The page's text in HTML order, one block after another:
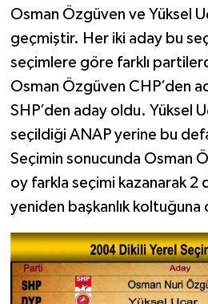
Osman Özgüven ve Yüksel
geçmiştir. Her iki aday bu
seçimlere göre farklı
Osman Özgüven CHP’den
SHP’den aday oldu. Yüksel
seçildiği ANAP yerine bu
Seçimin sonucunda Osman
oy farkla seçimi kazanarak 2
yeniden başkanlık